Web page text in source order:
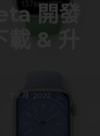
開發
& 升
7 6 月, 2022